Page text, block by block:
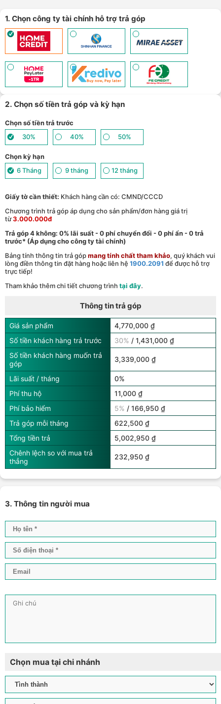
9 mua số lượng lớn - (Xem chi tiết )
1. Chọn công ty tài chính hỗ trợ trả góp
2. Chọn số tiền trả góp và kỳ hạn
Chọn số tiền trả trước
30%
40% 50%
Chọn kỳ hạn
6 Tháng
9 tháng 12 tháng
Giấy tờ cần thiết: Khách hàng cần có: CMND/CCCD
Chương trình trả góp áp dụng cho sản phẩm/đơn hàng giá trị
từ3.000.000đ
Trả góp 4 không: 0% lãi suất - 0 phí chuyển đổi - 0 phí ẩn - 0 trả
trước* (Áp dụng cho công ty tài chính)
Bảng tính thông tin trả gópmang tính chất tham khảo, quý khách vui
lòng điền thông tin đặt hàng hoặc liên hệ 1900.2091 để được hỗ trợ
trực tiếp!
Tham khảo thêm chi tiết chương trình tại đây.
Thông tin trả góp
Giá sản phẩm
4,770,000 ₫
Số tiền khách hàng trả trước
30% / 1,431,000 ₫
Số tiền khách hàng muốn trả
góp
3,339,000 ₫
Lãi suất / tháng
0%
Phí thu hộ
11,000 ₫
Phí bảo hiểm
5% / 166,950 ₫
Trả góp mỗi tháng
622,500 ₫
Tổng tiền trả
5,002,950 ₫
Chênh lệch so với mua trả
thẳng
232,950 ₫
3. Thông tin người mua
Chọn mua tại chi nhánh